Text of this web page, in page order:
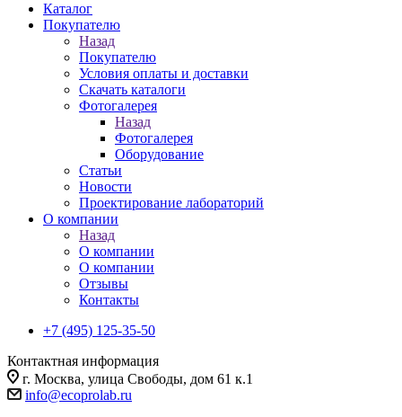
Каталог
Покупателю
Назад
Покупателю
Условия оплаты и доставки
Скачать каталоги
Фотогалерея
Назад
Фотогалерея
Оборудование
Статьи
Новости
Проектирование лабораторий
О компании
Назад
О компании
О компании
Отзывы
Контакты
+7 (495) 125-35-50
Контактная информация
г. Москва, улица Свободы, дом 61 к.1
info@ecoprolab.ru